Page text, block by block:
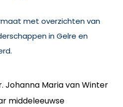
met overzichten van
in Gelre en
Johanna Maria van Winter
middeleeuwse